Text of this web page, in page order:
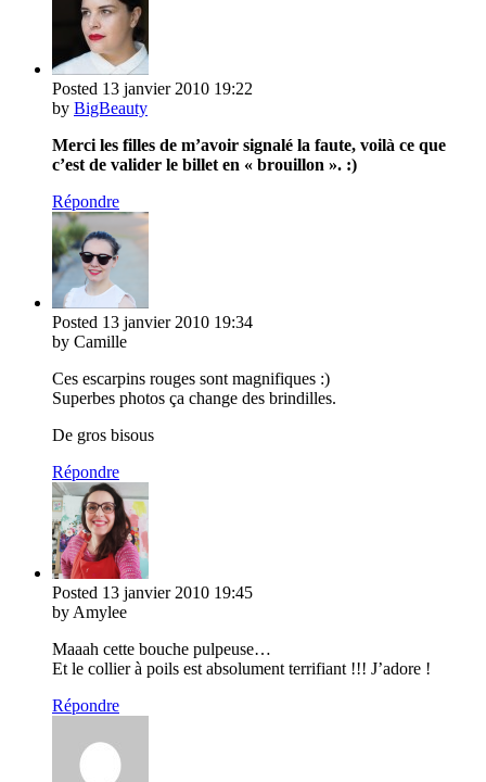
Posted 13 janvier 2010 19:22
by BigBeauty
Merci les filles de m’avoir signalé la faute, voilà ce que
c’est de valider le billet en « brouillon ». :)
Répondre
Posted 13 janvier 2010 19:34
by Camille
Ces escarpins rouges sont magnifiques :)
Superbes photos ça change des brindilles.
De gros bisous
Répondre
Posted 13 janvier 2010 19:45
by Amylee
Maaah cette bouche pulpeuse…
Et le collier à poils est absolument terrifiant !!! J’adore !
Répondre